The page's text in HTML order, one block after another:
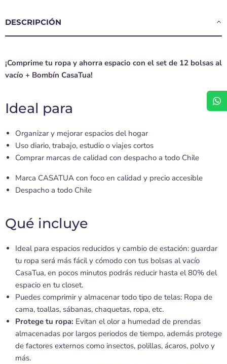
DESCRIPCIÓN
¡Comprime tu ropa y ahorra espacio con el set de 12 bolsas al
vacío + Bombín CasaTua!
Ideal para
Organizar y mejorar espacios del hogar
Uso diario, trabajo, estudio o viajes cortos
Comprar marcas de calidad con despacho a todo Chile
Marca CASATUA con foco en calidad y precio accesible
Despacho a todo Chile
Qué incluye
Ideal para espacios reducidos y cambio de estación: guardar
tu ropa será más fácil y cómodo con tus bolsas al vacío
CasaTua, en pocos minutos podrás reducir hasta el 80% del
espacio en tu closet.
Puedes comprimir y almacenar todo tipo de telas: Ropa de
cama, toallas, sábanas, chaquetas, ropa, etc.
Protege tu ropa: Evitan el olor a humedad de prendas
almacenadas por largos periodos de tiempo, además protege
de factores externos como insectos, polillas, ácaros, polvo y
más.